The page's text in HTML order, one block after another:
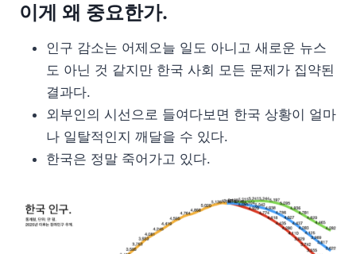
이게 왜 중요한가.
인구 감소는 어제오늘 일도 아니고 새로운 뉴스
도 아닌 것 같지만 한국 사회 모든 문제가 집약된
결과다.
외부인의 시선으로 들여다보면 한국 상황이 얼마
나 일탈적인지 깨달을 수 있다.
한국은 정말 죽어가고 있다.